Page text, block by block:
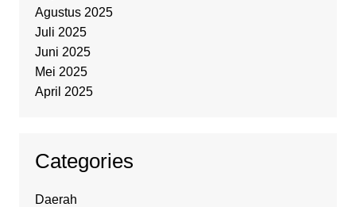
Agustus 2025
Juli 2025
Juni 2025
Mei 2025
April 2025
Categories
Daerah